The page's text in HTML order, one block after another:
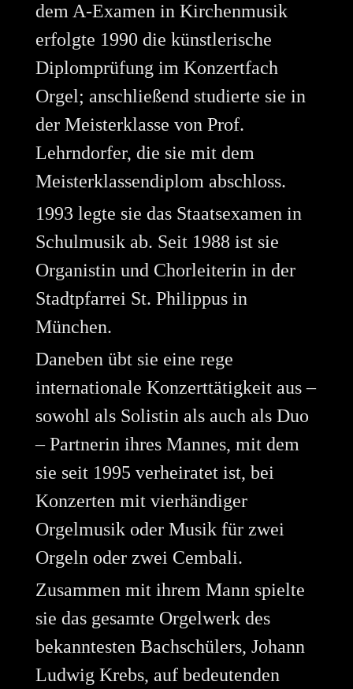
dem A-Examen in Kirchenmusik
erfolgte 1990 die künstlerische
Diplomprüfung im Konzertfach
Orgel; anschließend studierte sie in
der Meisterklasse von Prof.
Lehrndorfer, die sie mit dem
Meisterklassendiplom abschloss.
1993 legte sie das Staatsexamen in
Schulmusik ab. Seit 1988 ist sie
Organistin und Chorleiterin in der
Stadtpfarrei St. Philippus in
München.
Daneben übt sie eine rege
internationale Konzerttätigkeit aus –
sowohl als Solistin als auch als Duo
– Partnerin ihres Mannes, mit dem
sie seit 1995 verheiratet ist, bei
Konzerten mit vierhändiger
Orgelmusik oder Musik für zwei
Orgeln oder zwei Cembali.
Zusammen mit ihrem Mann spielte
sie das gesamte Orgelwerk des
bekanntesten Bachschülers, Johann
Ludwig Krebs, auf bedeutenden